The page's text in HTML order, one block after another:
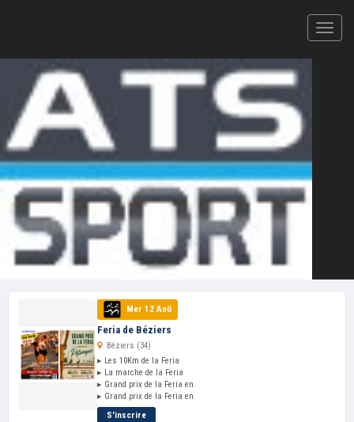
Votre plateforme d'inscription en ligne et de résultats
CHRONOMÉTRAGE ATS-SPORT — 2026
LIVE À VENIR Feria de Béziers ›
Cliquez ici pour ajouter votreépreuveau
calendrier ATS-Sport
VOS PROCHAINES COURSES
Mer 12 Aoû
Feria de Béziers
Béziers (34)
▸ Les 10Km de la Feria
▸ La marche de la Feria
▸ Grand prix de la Feria en
▸ Grand prix de la Feria en
S'inscrire